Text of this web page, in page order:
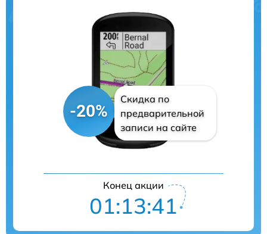
-20%
Скидка по
предварительной
записи на сайте
Конец акции
01:13:41